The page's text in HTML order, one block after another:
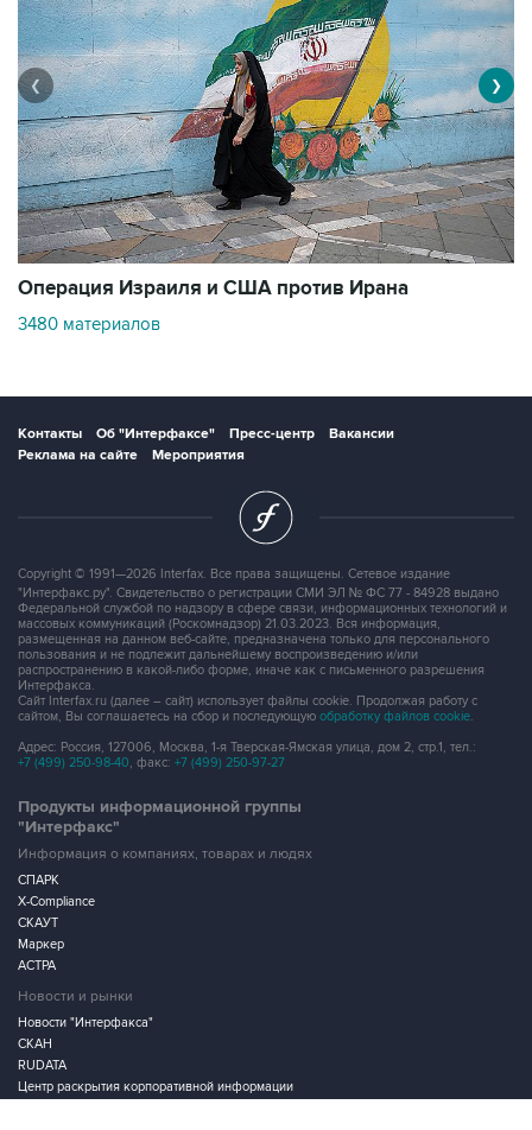
Операция Израиля и США против Ирана
3480 материалов
❮ ❯
Контакты Об "Интерфаксе" Пресс-центр
Вакансии
Реклама на сайте
Мероприятия
Copyright © 1991—2026 Interfax. Все права защищены. Сетевое издание
"Интерфакс.ру". Свидетельство о регистрации СМИ ЭЛ № ФС 77 - 84928 выдано
Федеральной службой по надзору в сфере связи, информационных технологий и
массовых коммуникаций (Роскомнадзор) 21.03.2023. Вся информация,
размещенная на данном веб-сайте, предназначена только для персонального
пользования и не подлежит дальнейшему воспроизведению и/или
распространению в какой-либо форме, иначе как с письменного разрешения
Интерфакса.
Сайт Interfax.ru (далее – сайт) использует файлы cookie. Продолжая работу с
сайтом, Вы соглашаетесь на сбор и последующую обработку файлов cookie.
Адрес: Россия, 127006, Москва, 1-я Тверская-Ямская улица, дом 2, стр.1, тел.:
+7 (499) 250-98-40, факс: +7 (499) 250-97-27
Продукты информационной группы
"Интерфакс"
Информация о компаниях, товарах и людях
СПАРК
X-Compliance
СКАУТ
Маркер
АСТРА
Новости и рынки
Новости "Интерфакса"
СКАН
RUDATA
Центр раскрытия корпоративной информации